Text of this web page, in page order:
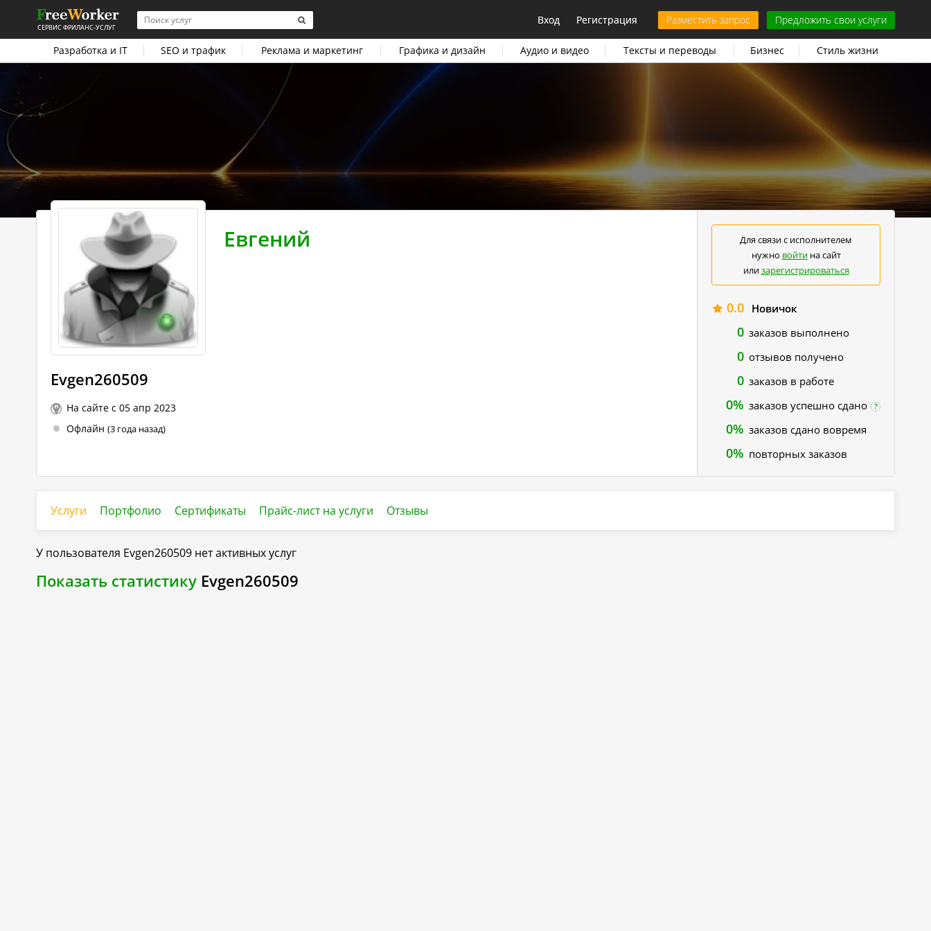
СЕРВИС ФРИЛАНС-УСЛУГ
Вход Регистрация Разместить запрос Предложить свои услуги
Разработка и IT SEO и трафик Реклама и маркетинг Графика и дизайн Аудио и видео Тексты и переводы Бизнес Стиль жизни
Evgen260509
На сайте с 05 апр 2023
Офлайн (3 года назад)
Евгений
Для связи с исполнителем
нужно войтина сайт
илизарегистрироваться
0.0 Новичок
0 заказов выполнено
0 отзывов получено
0 заказов в работе
0% заказов успешно сдано ?
0% заказов сдано вовремя
0% повторных заказов
Услуги Портфолио Сертификаты Прайс-лист на услуги Отзывы
У пользователя Evgen260509 нет активных услуг
Показать статистику Evgen260509